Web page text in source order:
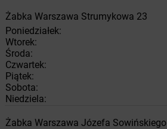
Żabka Warszawa Strumykowa 23
Poniedziałek:
Wtorek:
Środa:
Czwartek:
Piątek:
Sobota:
Niedziela:
Żabka Warszawa Józefa